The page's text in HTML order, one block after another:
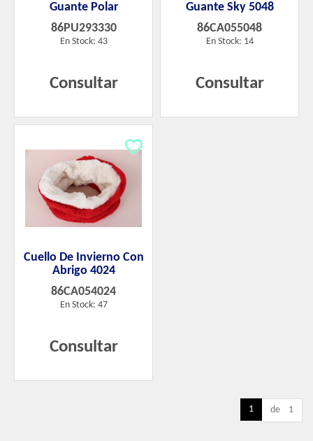
Guante Polar
86PU293330
En Stock: 43
Consultar
Guante Sky 5048
86CA055048
En Stock: 14
Consultar
Cuello De Invierno Con
Abrigo 4024
86CA054024
En Stock: 47
Consultar
1 de 1